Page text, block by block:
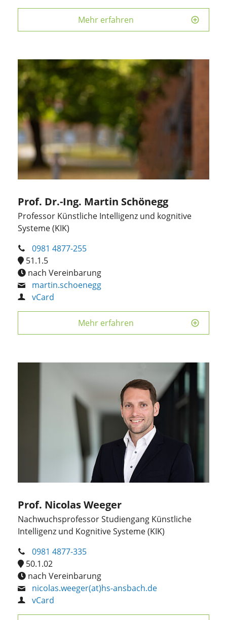
Mehr erfahren
Prof. Dr.-Ing. Martin Schönegg
Professor Künstliche Intelligenz und kognitive
Systeme (KIK)
0981 4877-255
51.1.5
nach Vereinbarung
martin.schoenegg
vCard
Mehr erfahren
Prof. Nicolas Weeger
Nachwuchsprofessor Studiengang Künstliche
Intelligenz und Kognitive Systeme (KIK)
0981 4877-335
50.1.02
nach Vereinbarung
nicolas.weeger(at)hs-ansbach.de
vCard